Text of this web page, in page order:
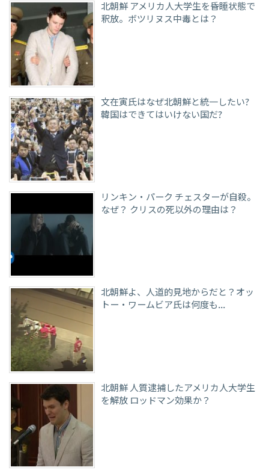
北朝鮮 アメリカ人大学生を昏睡状態で
釈放。ボツリヌス中毒とは？
文在寅氏はなぜ北朝鮮と統一したい?
韓国はできてはいけない国だ?
リンキン・パーク チェスターが自殺。
なぜ？ クリスの死以外の理由は？
北朝鮮よ、人道的見地からだと？オッ
トー・ワームビア氏は何度も…
北朝鮮 人質逮捕したアメリカ人大学生
を解放 ロッドマン効果か？